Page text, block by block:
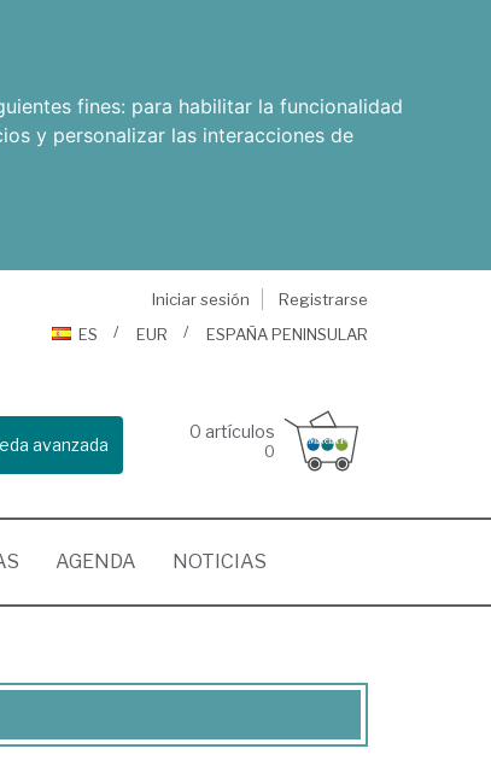
fines: para habilitar la funcionalidad
y personalizar las interacciones de
Iniciar sesión
Registrarse
ES
EUR ESPAÑA PENINSULAR
avanzada
0 artículos
0
AGENDA NOTICIAS